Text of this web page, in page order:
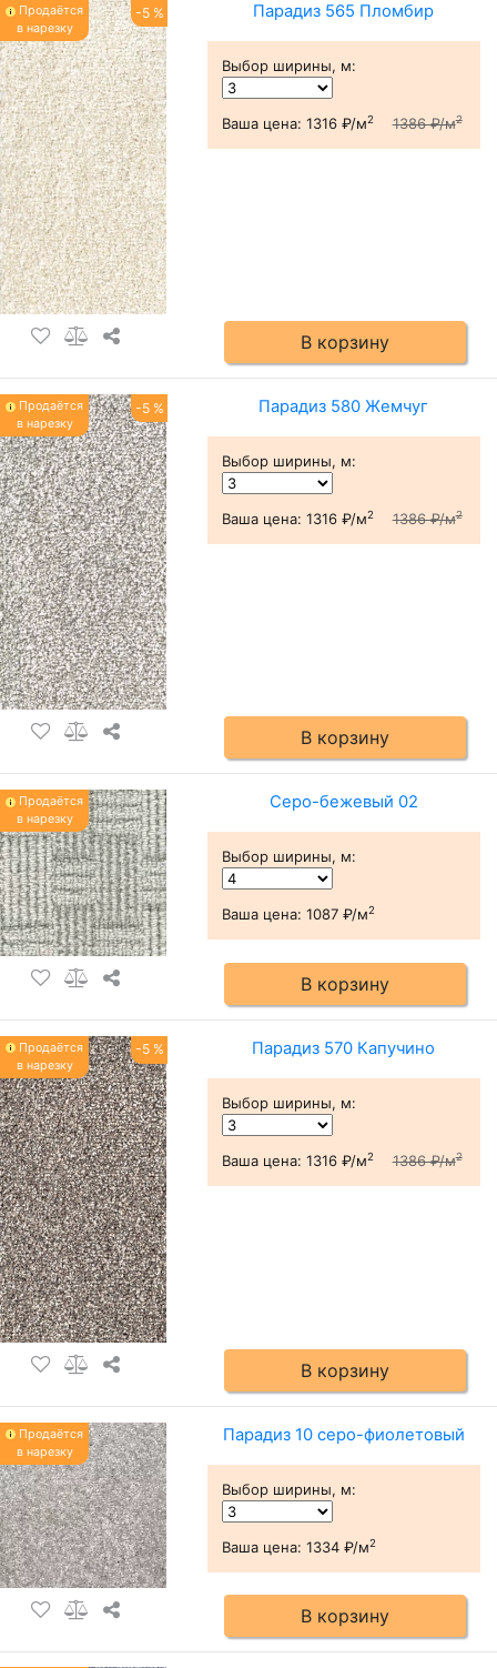
-5 %
Продаётся
в нарезку
Парадиз 565 Пломбир
Выбор ширины, м:
Ваша цена: 1316 ₽/м2 1386 ₽/м2
В корзину
-5 %
Продаётся
в нарезку
Парадиз 580 Жемчуг
Выбор ширины, м:
Ваша цена: 1316 ₽/м2 1386 ₽/м2
В корзину
Продаётся
в нарезку
Серо-бежевый 02
Выбор ширины, м:
Ваша цена: 1087 ₽/м2
В корзину
-5 %
Продаётся
в нарезку
Парадиз 570 Капучино
Выбор ширины, м:
Ваша цена: 1316 ₽/м2 1386 ₽/м2
В корзину
Продаётся
в нарезку
Парадиз 10 серо-фиолетовый
Выбор ширины, м:
Ваша цена: 1334 ₽/м2
В корзину